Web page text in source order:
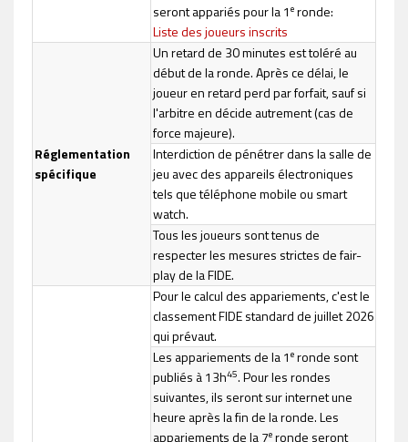
seront appariés pour la 1eronde:
Liste des joueurs inscrits
Réglementation
spécifique
Un retard de 30 minutes est toléré au
début de la ronde. Après ce délai, le
joueur en retard perd par forfait, sauf si
l'arbitre en décide autrement (cas de
force majeure).
Interdiction de pénétrer dans la salle de
jeu avec des appareils électroniques
tels que téléphone mobile ou smart
watch.
Tous les joueurs sont tenus de
respecter les mesures strictes de fair-
play de la FIDE.
Pour le calcul des appariements, c'est le
classement FIDE standard de juillet 2026
qui prévaut.
Les appariements de la 1eronde sont
publiés à 13h45. Pour les rondes
suivantes, ils seront sur internet une
heure après la fin de la ronde. Les
appariements de la 7eronde seront